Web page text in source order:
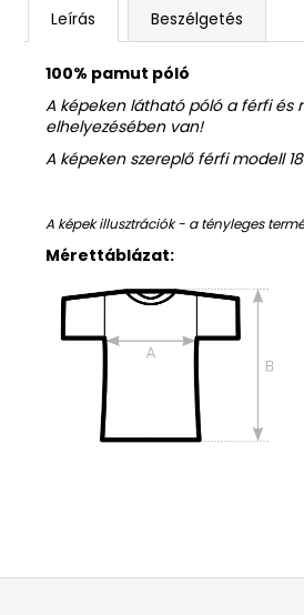
Leírás Beszélgetés
100% pamut póló
A képeken látható póló a férfi és
elhelyezésében van!
A képeken szereplő férfi modell
A képek illusztrációk - a tényleges
Mérettáblázat: